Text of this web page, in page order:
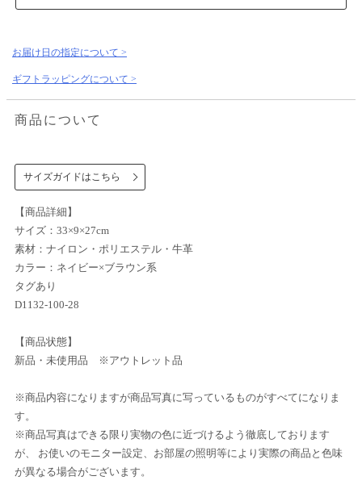
お届け日の指定について >
ギフトラッピングについて >
商品について
サイズガイドはこちら
【商品詳細】
サイズ：33×9×27cm
素材：ナイロン・ポリエステル・牛革
カラー：ネイビー×ブラウン系
タグあり
D1132-100-28
【商品状態】
新品・未使用品 ※アウトレット品
※商品内容になりますが商品写真に写っているものがすべてになりま
す。
※商品写真はできる限り実物の色に近づけるよう徹底しております
が、 お使いのモニター設定、お部屋の照明等により実際の商品と色味
が異なる場合がございます。